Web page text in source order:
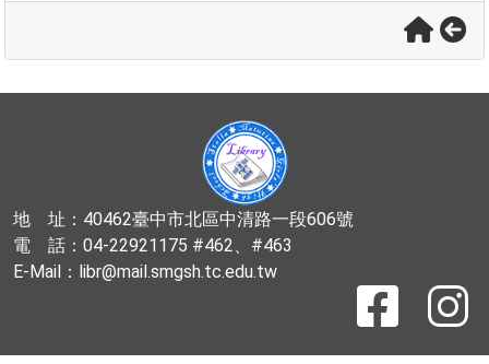
地 址：40462臺中市北區中清路一段606號
電 話：04-22921175 #462、#463
E-Mail：libr@mail.smgsh.tc.edu.tw